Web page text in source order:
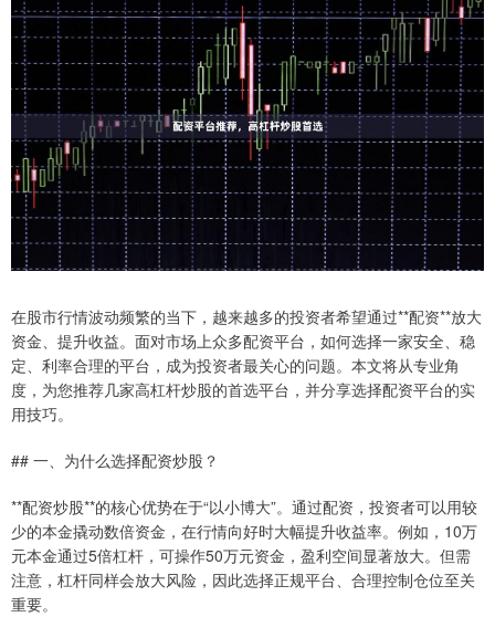
在股市行情波动频繁的当下，越来越多的投资者希望通过**配资**放大
资金、提升收益。面对市场上众多配资平台，如何选择一家安全、稳
定、利率合理的平台，成为投资者最关心的问题。本文将从专业角
度，为您推荐几家高杠杆炒股的首选平台，并分享选择配资平台的实
用技巧。
## 一、为什么选择配资炒股？
**配资炒股**的核心优势在于“以小博大”。通过配资，投资者可以用较
少的本金撬动数倍资金，在行情向好时大幅提升收益率。例如，10万
元本金通过5倍杠杆，可操作50万元资金，盈利空间显著放大。但需
注意，杠杆同样会放大风险，因此选择正规平台、合理控制仓位至关
重要。